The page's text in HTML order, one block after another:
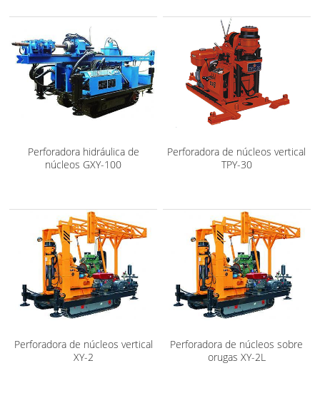
Perforadora hidráulica de
núcleos GXY-100
Perforadora de núcleos vertical
TPY-30
Perforadora de núcleos vertical
XY-2
Perforadora de núcleos sobre
orugas XY-2L